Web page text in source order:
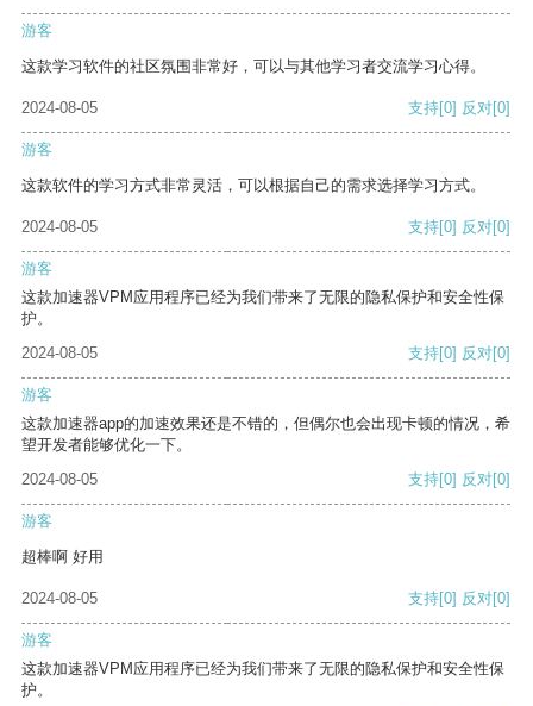
游客
这款学习软件的社区氛围非常好，可以与其他学习者交流学习心得。
2024-08-05 支持[0] 反对[0]
游客
这款软件的学习方式非常灵活，可以根据自己的需求选择学习方式。
2024-08-05 支持[0] 反对[0]
游客
这款加速器VPM应用程序已经为我们带来了无限的隐私保护和安全性保
护。
2024-08-05
支持[0] 反对[0]
游客
这款加速器app的加速效果还是不错的，但偶尔也会出现卡顿的情况，希
望开发者能够优化一下。
2024-08-05
支持[0] 反对[0]
游客
超棒啊 好用
2024-08-05 支持[0] 反对[0]
游客
这款加速器VPM应用程序已经为我们带来了无限的隐私保护和安全性保
护。